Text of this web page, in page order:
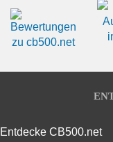
Entdecke CB500.net